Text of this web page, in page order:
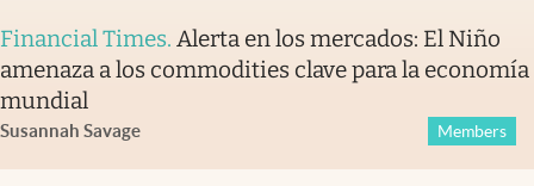
Financial Times. Alerta en los mercados: El Niño
amenaza a los commodities clave para la economía
mundial
Susannah Savage Members